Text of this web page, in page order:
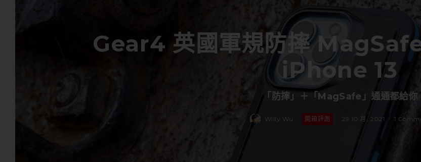
Gear4 英國軍規防摔
iPhone 13
「防摔」＋「MagSafe」通通都給你
Willy Wu 開箱評測 29 10 月, 2021 1